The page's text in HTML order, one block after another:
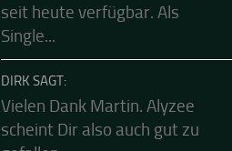
Shot In The Silence ist schon
seit heute verfügbar. Als
Single...
DIRK SAGT:
Vielen Dank Martin. Alyzee